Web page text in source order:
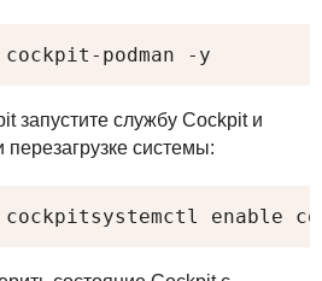
podman -y
запустите службу Cockpit и
перезагрузке системы:
enable